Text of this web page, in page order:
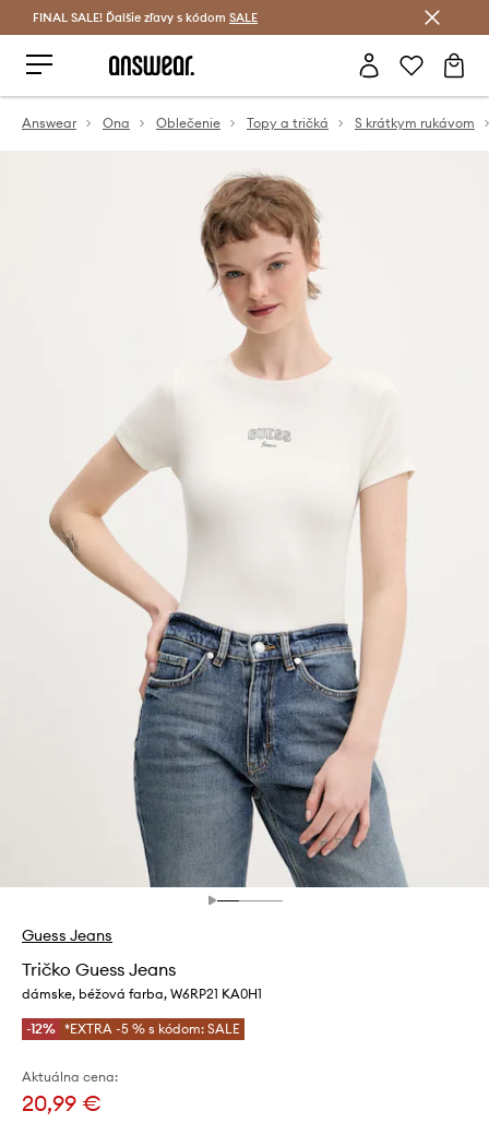
Šetrite s Answear Club >
FINAL SALE! Ďalšie zľavy s kódom SALE
Answear Ona Oblečenie Topy a tričká S krátkym rukávom
Guess Jeans
Tričko Guess Jeans
dámske, béžová farba, W6RP21 KA0H1
-12% *EXTRA -5 % s kódom: SALE
Aktuálna cena:
20,99 €